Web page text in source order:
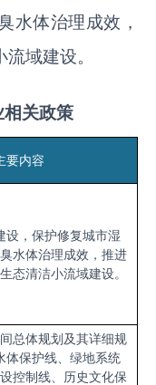
水体治理成效，
域建设。
相关政策
要内容
设，保护修复城市湿
水体治理成效，推进
态清洁小流域建设。
总体规划及其详细规
体保护线、绿地系统
控制线、历史文化保